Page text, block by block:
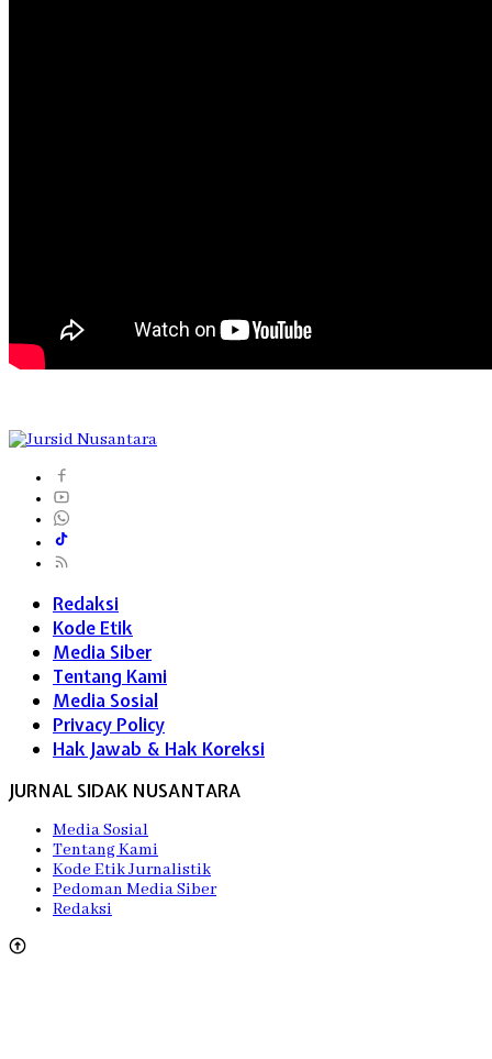
Redaksi
Kode Etik
Media Siber
Tentang Kami
Media Sosial
Privacy Policy
Hak Jawab & Hak Koreksi
JURNAL SIDAK NUSANTARA
Media Sosial
Tentang Kami
Kode Etik Jurnalistik
Pedoman Media Siber
Redaksi